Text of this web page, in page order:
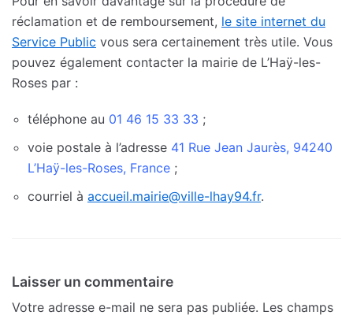
réclamation et de remboursement, le site internet du
Service Public vous sera certainement très utile. Vous
pouvez également contacter la mairie de L’Haÿ-les-
Roses par :
téléphone au 01 46 15 33 33 ;
voie postale à l’adresse 41 Rue Jean Jaurès, 94240
L’Haÿ-les-Roses, France ;
courriel à accueil.mairie@ville-lhay94.fr.
Laisser un commentaire
Votre adresse e-mail ne sera pas publiée. Les champs